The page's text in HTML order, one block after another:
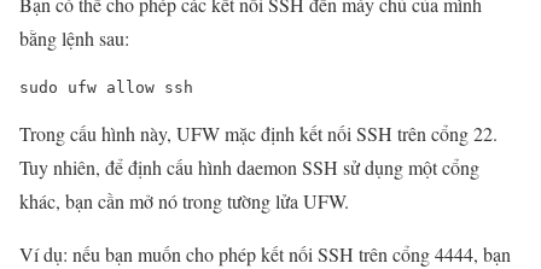
bằng lệnh sau:
sudo ufw allow ssh
Trong cấu hình này, UFW mặc định kết nối SSH trên cổng 22.
Tuy nhiên, để định cấu hình daemon SSH sử dụng một cổng
khác, bạn cần mở nó trong tường lửa UFW.
Ví dụ: nếu bạn muốn cho phép kết nối SSH trên cổng 4444, bạn